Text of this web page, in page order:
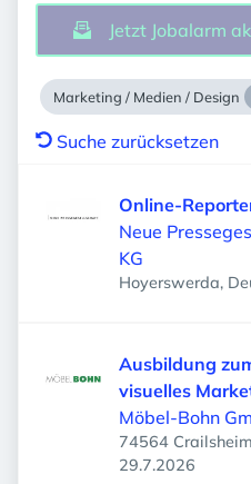
Jetzt Jobalarm
Marketing / Medien / Design
Suche zurücksetzen
Online-
Neue
KG
Hoyerswerda,
Ausbildung
visuelles
Möbel-Bohn
74564
Veröffentlicht
29.7.2026